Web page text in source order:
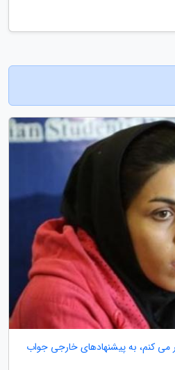
می کنم، به پیشنهادهای خارجی جواب